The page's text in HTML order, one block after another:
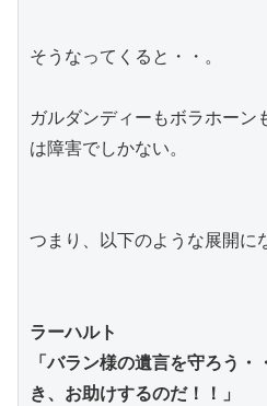
そうなってくると・・。
ガルダンディーもボラホーン
は障害でしかない。
つまり、以下のような展開に
ラーハルト
「バラン様の遺言を守ろう
き、お助けするのだ！！」